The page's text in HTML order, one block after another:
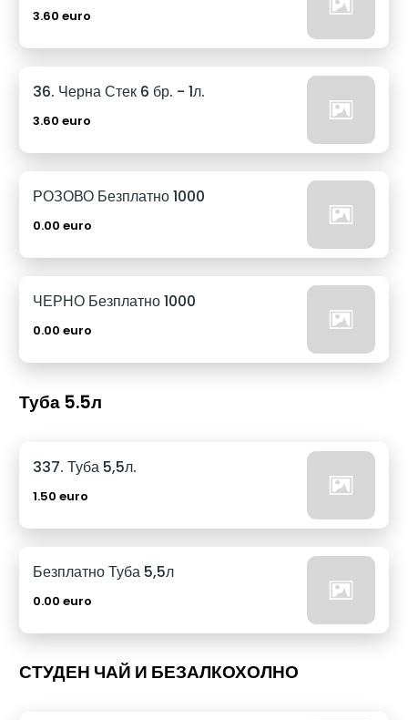
3.60 euro
36. Черна Стек 6 бр. - 1л.
3.60 euro
РОЗОВО Безплатно 1000
0.00 euro
ЧЕРНО Безплатно 1000
0.00 euro
Туба 5.5л
337. Туба 5,5л.
1.50 euro
Безплатно Туба 5,5л
0.00 euro
СТУДЕН ЧАЙ И БЕЗАЛКОХОЛНО